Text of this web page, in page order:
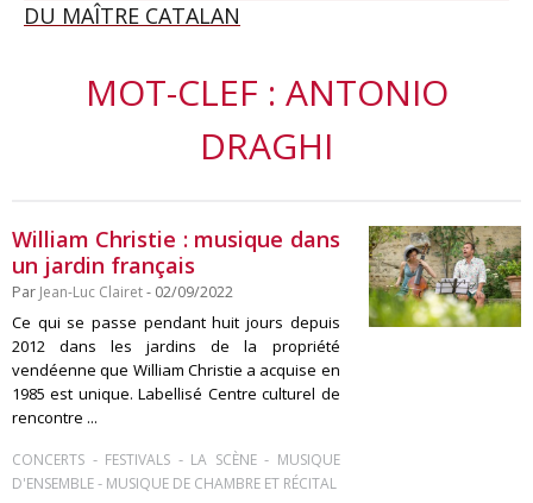
CASTELLUCCI ET MAXIME PASCAL
DU MAÎTRE CATALAN
MOT-CLEF : ANTONIO
DRAGHI
William Christie : musique dans
un jardin français
Par Jean-Luc Clairet- 02/09/2022
Ce qui se passe pendant huit jours depuis
2012 dans les jardins de la propriété
vendéenne que William Christie a acquise en
1985 est unique. Labellisé Centre culturel de
rencontre ...
CONCERTS - FESTIVALS - LA SCÈNE- MUSIQUE
D'ENSEMBLE- MUSIQUE DE CHAMBRE ET RÉCITAL